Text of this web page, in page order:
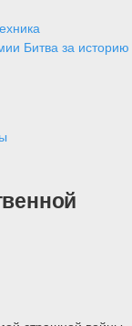
Битва за историю